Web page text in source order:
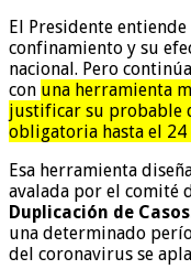
El Presidente
confinamiento y su
nacional. Pero
con una herramienta
justificar su probable
obligatoria hasta el 24
Esa herramienta
avalada por el comité
Duplicación de
una determinado
del coronavirus se